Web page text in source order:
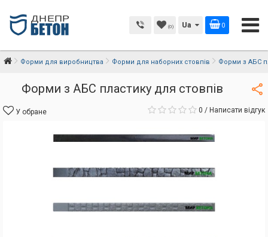
(0) Ua 0
Форми для виробництва Форми для наборних стовпів Форми з АБС
Форми з АБС пластику для стовпів
У обране 0 / Написати відгук